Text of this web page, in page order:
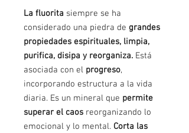
La fluorita siempre se ha
considerado una piedra de grandes
propiedades espirituales, limpia,
purifica, disipa y reorganiza. Está
asociada con el progreso,
incorporando estructura a la vida
diaria. Es un mineral que permite
superar el caos reorganizando lo
emocional y lo mental. Corta las